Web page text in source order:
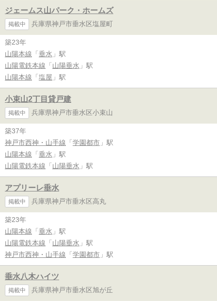
ジェームス山パーク・ホームズ
掲載中 兵庫県神戸市垂水区塩屋町
築23年
山陽本線 「 垂水 」駅
山陽電鉄本線 「 山陽垂水 」駅
山陽本線 「 塩屋 」駅
小束山2丁目貸戸建
掲載中 兵庫県神戸市垂水区小束山
築37年
神戸市西神・山手線 「 学園都市 」駅
山陽本線 「 垂水 」駅
山陽電鉄本線 「 山陽垂水 」駅
アプリーレ垂水
掲載中 兵庫県神戸市垂水区高丸
築23年
山陽本線 「 垂水 」駅
山陽電鉄本線 「 山陽垂水 」駅
神戸市西神・山手線 「 学園都市 」駅
垂水八木ハイツ
掲載中 兵庫県神戸市垂水区旭が丘